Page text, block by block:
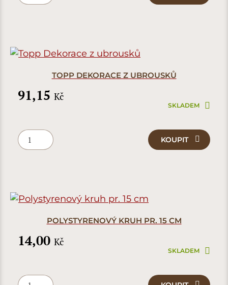
TOPP DEKORACE Z UBROUSKŮ
91,15 Kč
SKLADEM
KOUPIT
POLYSTYRENOVÝ KRUH PR. 15 CM
14,00 Kč
SKLADEM